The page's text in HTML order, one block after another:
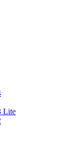
Lite